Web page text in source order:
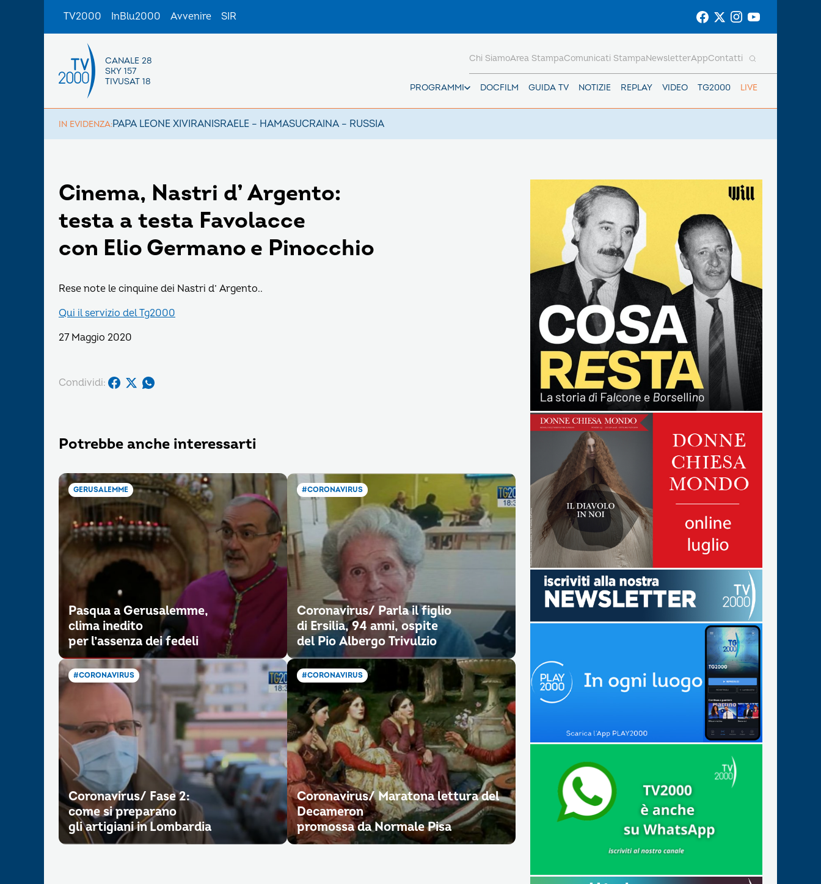
TV2000 InBlu2000 Avvenire SIR
CANALE 28
SKY 157
TIVUSAT 18
PROGRAMMI DOCFILM GUIDA TV NOTIZIE REPLAY VIDEO TG2000 LIVE
Chi SiamoArea StampaComunicati StampaNewsletterAppContatti
IN EVIDENZA:PAPA LEONE XIVIRANISRAELE – HAMASUCRAINA – RUSSIA
Cinema, Nastri d’ Argento:
testa a testa Favolacce
con Elio Germano e Pinocchio
Rese note le cinquine dei Nastri d’ Argento..
Qui il servizio del Tg2000
27 Maggio 2020
Condividi:
Potrebbe anche interessarti
GERUSALEMME
Pasqua a Gerusalemme,
clima inedito
per l’assenza dei fedeli
#CORONAVIRUS
Coronavirus/ Parla il figlio
di Ersilia, 94 anni, ospite
del Pio Albergo Trivulzio
#CORONAVIRUS
Coronavirus/ Fase 2:
come si preparano
gli artigiani in Lombardia
#CORONAVIRUS
Coronavirus/ Maratona lettura del
Decameron
promossa da Normale Pisa